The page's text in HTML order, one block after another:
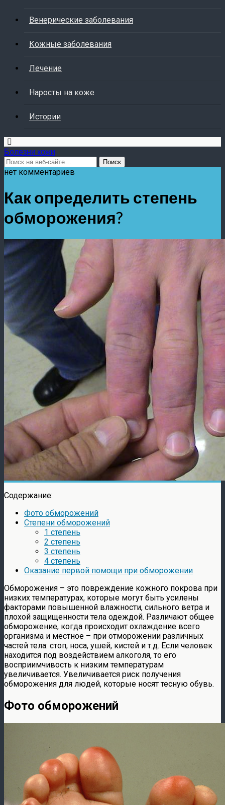
Венерические заболевания
Кожные заболевания
Лечение
Наросты на коже
Истории
Болезни кожи
нет комментариев
Как определить степень
обморожения?
Содержание:
Фото обморожений
Степени обморожений
1 степень
2 степень
3 степень
4 степень
Оказание первой помощи при обморожении
Обморожения – это повреждение кожного покрова при
низких температурах, которые могут быть усилены
факторами повышенной влажности, сильного ветра и
плохой защищенности тела одеждой. Различают общее
обморожение, когда происходит охлаждение всего
организма и местное – при отморожении различных
частей тела: стоп, носа, ушей, кистей и т.д. Если человек
находится под воздействием алкоголя, то его
восприимчивость к низким температурам
увеличивается. Увеличивается риск получения
обморожения для людей, которые носят тесную обувь.
Фото обморожений